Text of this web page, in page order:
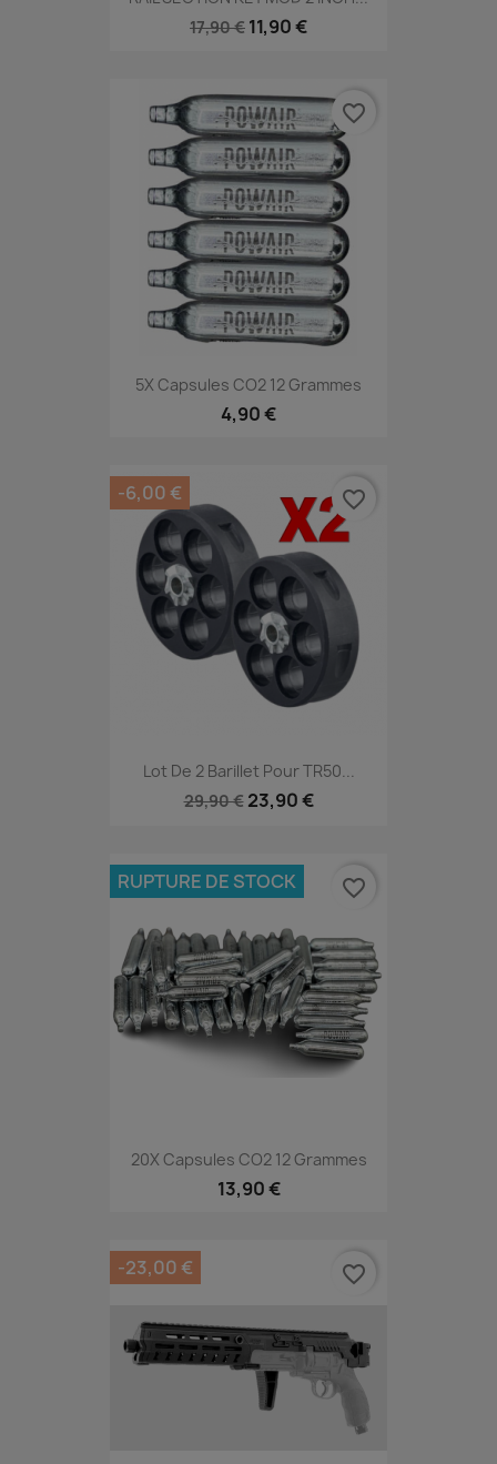
17,90 € 11,90 €
5X Capsules CO2 12 Grammes
4,90 €
favorite_border
Lot De 2 Barillet Pour TR50...
29,90 € 23,90 €
-6,00 € favorite_border
20X Capsules CO2 12 Grammes
13,90 €
RUPTURE DE STOCK favorite_border
-23,00 € favorite_border